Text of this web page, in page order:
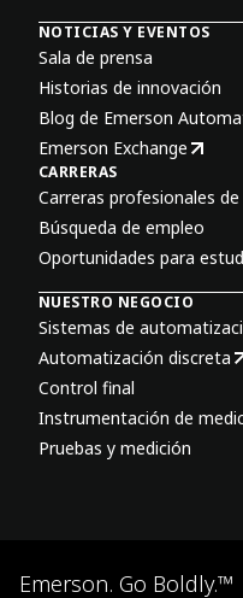
NOTICIAS Y EVENTOS
Sala de prensa
Historias de innovación
Blog de Emerson
Emerson Exchange
CARRERAS
Carreras profesionales
Búsqueda de empleo
Oportunidades para
NUESTRO NEGOCIO
Sistemas de
Automatización discreta
Control final
Instrumentación de
Pruebas y medición
Emerson. Go Boldly.™